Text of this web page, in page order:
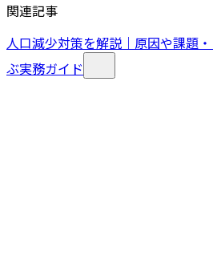
関連記事
人口減少対策を解説｜原因や課題
ぶ実務ガイド